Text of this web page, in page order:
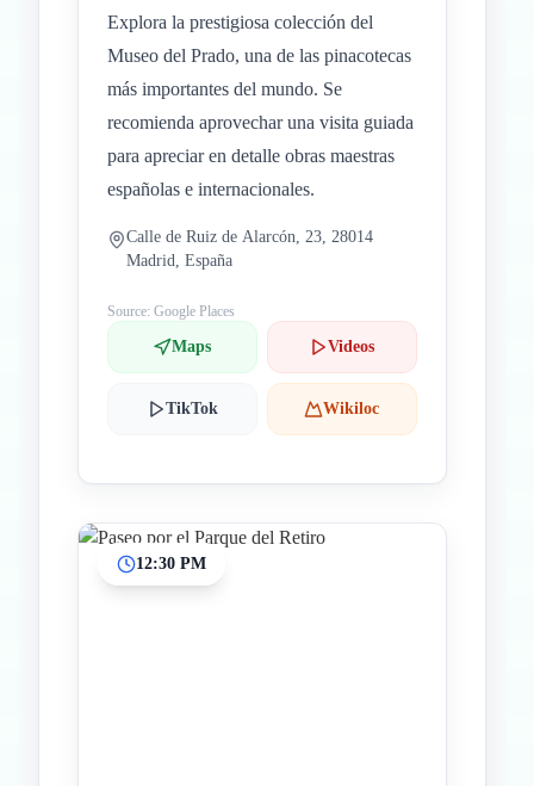
Explora la prestigiosa colección del
Museo del Prado, una de las pinacotecas
más importantes del mundo. Se
recomienda aprovechar una visita guiada
para apreciar en detalle obras maestras
españolas e internacionales.
Calle de Ruiz de Alarcón, 23, 28014
Madrid, España
Source: Google Places
Maps Videos
TikTok Wikiloc
12:30 PM